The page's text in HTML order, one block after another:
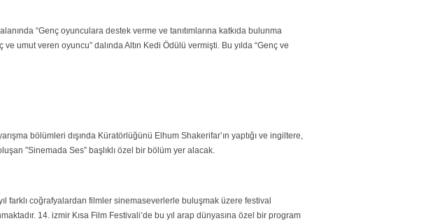
“Genç oyunculara destek verme ve tanıtımlarına katkıda bulunma
umut veren oyuncu” dalında Altın Kedi Ödülü vermişti. Bu yılda “Genç ve
bölümleri dışında Küratörlüğünü Elhum Shakerifar’ın yaptığı ve ingiltere,
”Sinemada Ses” başlıklı özel bir bölüm yer alacak.
farklı coğrafyalardan filmler sinemaseverlerle buluşmak üzere festival
14. izmir Kısa Film Festivali’de bu yıl arap dünyasına özel bir program